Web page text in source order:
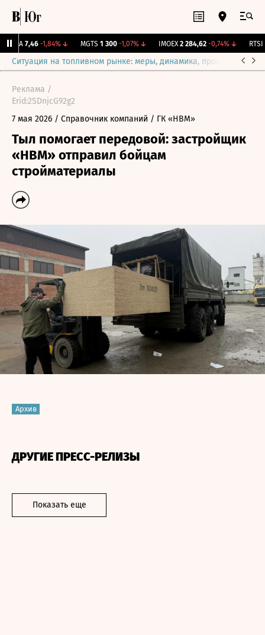
ARSA 7,46 -1,84%↓ MGTS 1 300 -1,07%↓ IMOEX 2 284,62 -0,74%↓ RTSI
Ситуация на топливном рынке: меры, динамика, прогнозы
Реклама /
Erid:2SDnjcG92g2
7 мая 2026 / Справочник компаний / ГК «НВМ»
Тыл помогает передовой: застройщик
«НВМ» отправил бойцам
стройматериалы
Архив
ДРУГИЕ ПРЕСС-РЕЛИЗЫ
Показать еще